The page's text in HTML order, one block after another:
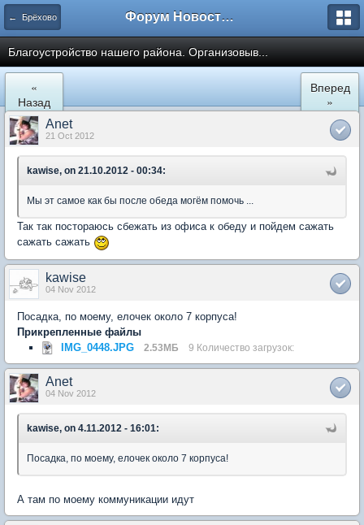
← Брёхово Форум Новостройки
Благоустройство нашего района. Организовыв...
«
Назад
Вперед
»
Anet
21 Oct 2012
kawise, on 21.10.2012 - 00:34:
Мы эт самое как бы после обеда могём помочь ...
Так так постораюсь сбежать из офиса к обеду и пойдем сажать
сажать сажать
kawise
04 Nov 2012
Посадка, по моему, елочек около 7 корпуса!
Прикрепленные файлы
IMG_0448.JPG
2.53МБ 9 Количество загрузок:
Anet
04 Nov 2012
kawise, on 4.11.2012 - 16:01:
Посадка, по моему, елочек около 7 корпуса!
А там по моему коммуникации идут